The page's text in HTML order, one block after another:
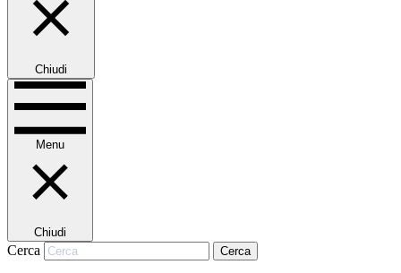
Chiudi
Menu
Chiudi
Cerca Cerca